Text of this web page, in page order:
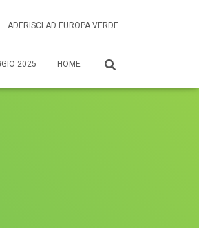
ADERISCI AD EUROPA VERDE
2025 HOME